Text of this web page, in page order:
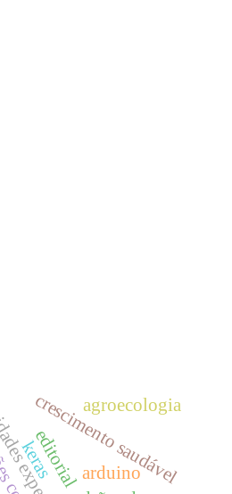
editorial
keras
crescimento saudável
agroecologia
arduino